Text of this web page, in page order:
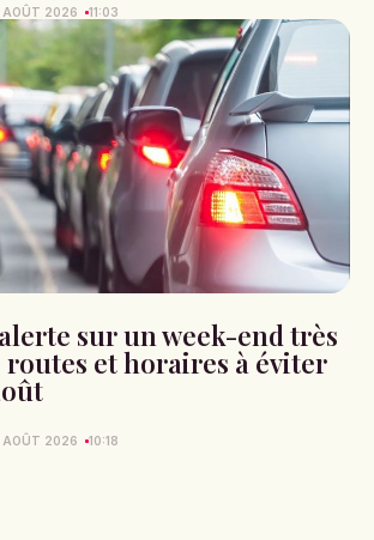
AOÛT 2026 11:03
sur un week-end très
routes et horaires à éviter
AOÛT 2026 10:18